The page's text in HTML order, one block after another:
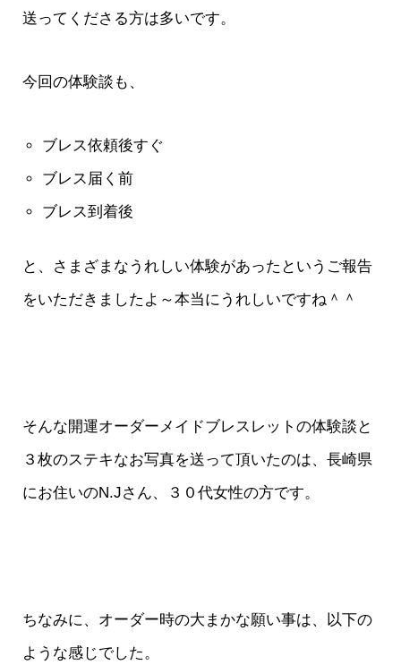
送ってくださる方は多いです。
今回の体験談も、
ブレス依頼後すぐ
ブレス届く前
ブレス到着後
と、さまざまなうれしい体験があったというご報告
をいただきましたよ～本当にうれしいですね＾＾
そんな開運オーダーメイドブレスレットの体験談と
３枚のステキなお写真を送って頂いたのは、長崎県
にお住いのN.Jさん、３０代女性の方です。
ちなみに、オーダー時の大まかな願い事は、以下の
ような感じでした。